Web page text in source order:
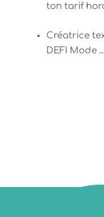
ton tarif
Créatrice
DEFI Mode